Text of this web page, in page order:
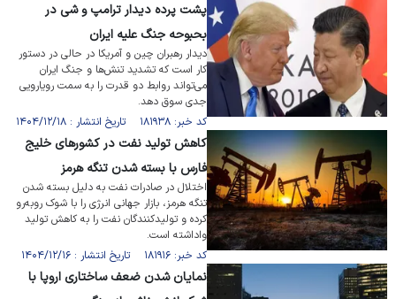
پشت پرده دیدار ترامپ و شی در
بحبوحه جنگ علیه ایران
دیدار رهبران چین و آمریکا در حالی در دستور
کار است که تشدید تنش‌ها و جنگ ایران
می‌تواند روابط دو قدرت را به سمت رویارویی
جدی سوق دهد.
کد خبر: ۱۸۱۹۳۸ تاریخ انتشار : ۱۴۰۴/۱۲/۱۸
کاهش تولید نفت در کشور‌های خلیج
فارس با بسته شدن تنگه هرمز
اختلال در صادرات نفت به دلیل بسته شدن
تنگه هرمز، بازار جهانی انرژی را با شوک روبه‌رو
کرده و تولیدکنندگان نفت را به کاهش تولید
واداشته است.
کد خبر: ۱۸۱۹۱۶ تاریخ انتشار : ۱۴۰۴/۱۲/۱۶
نمایان شدن ضعف ساختاری اروپا با